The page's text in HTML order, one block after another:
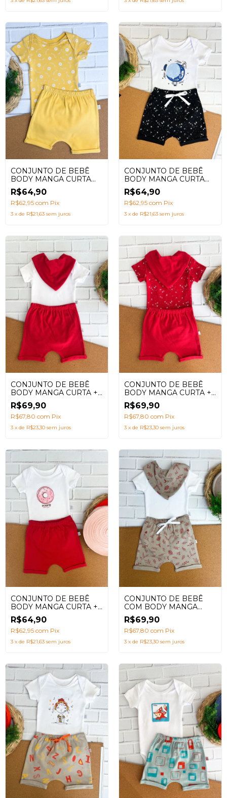
CONJUNTO DE BEBÊ
BODY MANGA CURTA
BE KIND AMARELO +
SHORTS LISO
R$64,90
R$62,95 com Pix
3 x de R$21,63 sem juros
CONJUNTO DE BEBÊ
BODY MANGA CURTA
PLANETAS + SHORTS
UNIVERSO
R$64,90
R$62,95 com Pix
3 x de R$21,63 sem juros
CONJUNTO DE BEBÊ
BODY MANGA CURTA +
SHORTS SARUEL
VERMELHO + BABADOR
R$69,90
R$67,80 com Pix
3 x de R$23,30 sem juros
CONJUNTO DE BEBÊ
BODY MANGA CURTA +
SHORTS SARUEL
UNIVERSO VERMELHO
+ BABADOR
R$69,90
R$67,80 com Pix
3 x de R$23,30 sem juros
CONJUNTO DE BEBÊ
BODY MANGA CURTA +
SHORTS SARUEL COM
ESTAMPA DONUTS
R$64,90
R$62,95 com Pix
3 x de R$21,63 sem juros
CONJUNTO DE BEBÊ
COM BODY MANGA
CURTA + SHORTS
SARUEL E BABADOR
ESTAMPA NATUREZA
BEGE VERÃO (3 PEÇAS)
R$69,90
R$67,80 com Pix
3 x de R$23,30 sem juros